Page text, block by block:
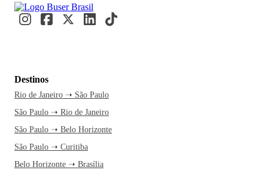
Destinos
Rio de Janeiro ➝ São Paulo
São Paulo ➝ Rio de Janeiro
São Paulo ➝ Belo Horizonte
São Paulo ➝ Curitiba
Belo Horizonte ➝ Brasília